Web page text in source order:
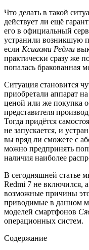
Что делать в такой
действует ли ещё
его в официальный
устранили возникшую
если Ксиаоми Редми
практически сразу же
попалась бракованная
Ситуация становится
приобретали аппарат
ценой или же покупка
представителя
Тогда придётся
не запускается, и
вы вряд ли сможете с
можно предпринять
наличия наиболее
В сегодняшней статье
Redmi 7 не включился,
возможные причины
приводимые в данном
моделей смартфонов
операционных систем.
Содержание